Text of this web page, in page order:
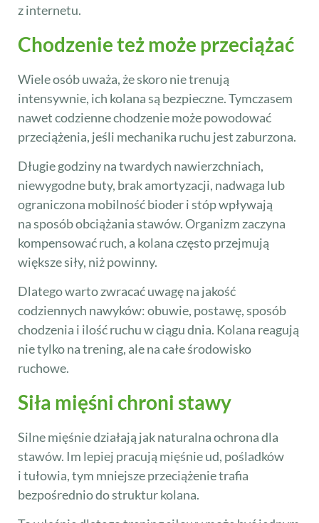
z internetu.
Chodzenie też może przeciążać
Wiele osób uważa, że skoro nie trenują
intensywnie, ich kolana są bezpieczne. Tymczasem
nawet codzienne chodzenie może powodować
przeciążenia, jeśli mechanika ruchu jest zaburzona.
Długie godziny na twardych nawierzchniach,
niewygodne buty, brak amortyzacji, nadwaga lub
ograniczona mobilność bioder i stóp wpływają
na sposób obciążania stawów. Organizm zaczyna
kompensować ruch, a kolana często przejmują
większe siły, niż powinny.
Dlatego warto zwracać uwagę na jakość
codziennych nawyków: obuwie, postawę, sposób
chodzenia i ilość ruchu w ciągu dnia. Kolana reagują
nie tylko na trening, ale na całe środowisko
ruchowe.
Siła mięśni chroni stawy
Silne mięśnie działają jak naturalna ochrona dla
stawów. Im lepiej pracują mięśnie ud, pośladków
i tułowia, tym mniejsze przeciążenie trafia
bezpośrednio do struktur kolana.